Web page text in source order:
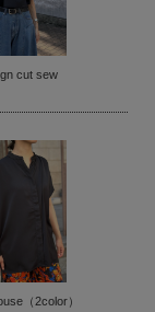
cut sew
（2color）